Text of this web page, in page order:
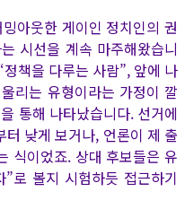
아웃한 게이인 정치인의 권
시선을 계속 마주해왔습니
책을 다루는 사람”, 앞에 나
리는 유형이라는 가정이 깔
통해 나타났습니다. 선거에
낮게 보거나, 언론이 제 출
식이었죠. 상대 후보들은 유
로 볼지 시험하듯 접근하기